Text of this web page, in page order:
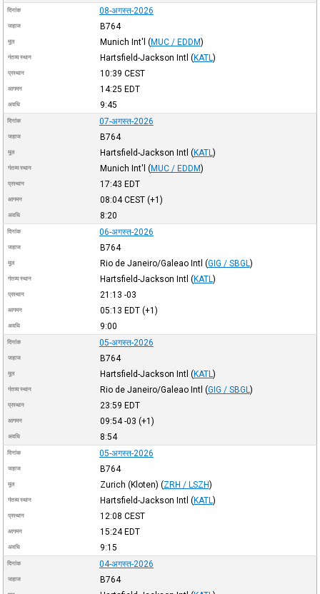
दिनांक 08-अगस्त-2026
जहाज B764
मूल Munich Int'l (MUC / EDDM)
गंतव्य स्थान Hartsfield-Jackson Intl (KATL )
प्रस्थान 10:39 CEST
आगमन 14:25 EDT
अवधि 9:45
दिनांक 07-अगस्त-2026
जहाज B764
मूल Hartsfield-Jackson Intl (KATL )
गंतव्य स्थान Munich Int'l (MUC / EDDM)
प्रस्थान 17:43 EDT
आगमन 08:04CEST(+1)
अवधि 8:20
दिनांक 06-अगस्त-2026
जहाज B764
मूल Rio de Janeiro/Galeao Intl (GIG / SBGL )
गंतव्य स्थान Hartsfield-Jackson Intl (KATL )
प्रस्थान 21:13 -03
आगमन 05:13 EDT(+1)
अवधि 9:00
दिनांक 05-अगस्त-2026
जहाज B764
मूल Hartsfield-Jackson Intl (KATL )
गंतव्य स्थान Rio de Janeiro/Galeao Intl (GIG / SBGL )
प्रस्थान 23:59 EDT
आगमन 09:54-03 (+1)
अवधि 8:54
दिनांक 05-अगस्त-2026
जहाज B764
मूल Zurich (Kloten) (ZRH / LSZH)
गंतव्य स्थान Hartsfield-Jackson Intl (KATL )
प्रस्थान 12:08 CEST
आगमन 15:24EDT
अवधि 9:15
दिनांक 04-अगस्त-2026
जहाज B764